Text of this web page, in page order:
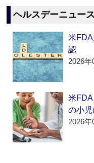
ヘルスデーニュー
米
認
2026
米
の小
2026